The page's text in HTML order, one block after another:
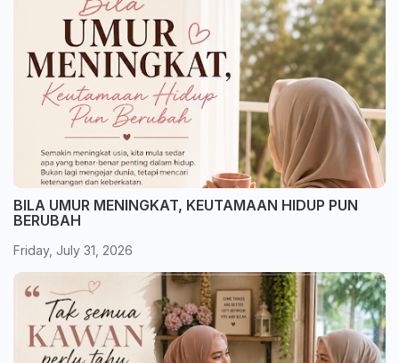
BILA UMUR MENINGKAT, KEUTAMAAN HIDUP PUN
BERUBAH
Friday, July 31, 2026